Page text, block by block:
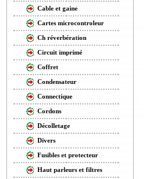
Cable et gaine
Cartes microcontroleur
Ch réverbération
Circuit imprimé
Coffret
Condensateur
Connectique
Cordons
Décolletage
Divers
Fusibles et protecteur
Haut parleurs et filtres